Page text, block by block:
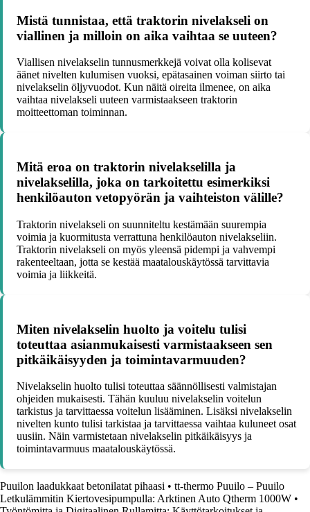
Mistä tunnistaa, että traktorin nivelakseli on
viallinen ja milloin on aika vaihtaa se uuteen?
Viallisen nivelakselin tunnusmerkkejä voivat olla kolisevat
äänet nivelten kulumisen vuoksi, epätasainen voiman siirto tai
nivelakselin öljyvuodot. Kun näitä oireita ilmenee, on aika
vaihtaa nivelakseli uuteen varmistaakseen traktorin
moitteettoman toiminnan.
Mitä eroa on traktorin nivelakselilla ja
nivelakselilla, joka on tarkoitettu esimerkiksi
henkilöauton vetopyörän ja vaihteiston välille?
Traktorin nivelakseli on suunniteltu kestämään suurempia
voimia ja kuormitusta verrattuna henkilöauton nivelakseliin.
Traktorin nivelakseli on myös yleensä pidempi ja vahvempi
rakenteeltaan, jotta se kestää maatalouskäytössä tarvittavia
voimia ja liikkeitä.
Miten nivelakselin huolto ja voitelu tulisi
toteuttaa asianmukaisesti varmistaakseen sen
pitkäikäisyyden ja toimintavarmuuden?
Nivelakselin huolto tulisi toteuttaa säännöllisesti valmistajan
ohjeiden mukaisesti. Tähän kuuluu nivelakselin voitelun
tarkistus ja tarvittaessa voitelun lisääminen. Lisäksi nivelakselin
nivelten kunto tulisi tarkistaa ja tarvittaessa vaihtaa kuluneet osat
uusiin. Näin varmistetaan nivelakselin pitkäikäisyys ja
toimintavarmuus maatalouskäytössä.
Puuilon laadukkaat betonilatat pihaasi • tt-thermo Puuilo – Puuilo
Letkulämmitin Kiertovesipumpulla: Arktinen Auto Qtherm 1000W •